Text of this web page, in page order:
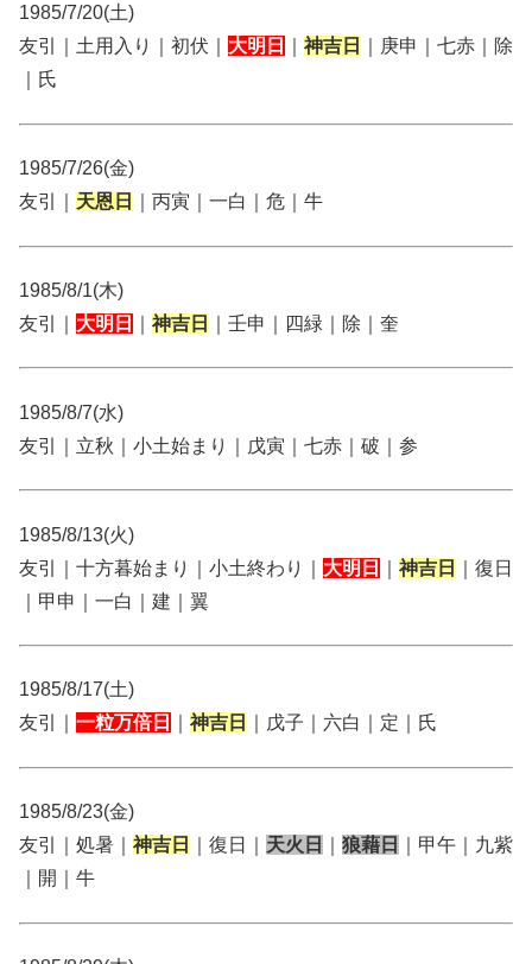
1985/7/20(土)
友引｜土用入り｜初伏｜ 大明日 神吉日
｜庚申｜七赤｜除
｜氏
1985/7/26(金)
友引｜ 天恩日 ｜丙寅｜一白｜危｜牛
1985/8/1(木)
友引｜ 大明日 神吉日 ｜壬申｜四緑｜除｜奎
1985/8/7(水)
友引｜立秋｜小土始まり｜戊寅｜七赤｜破｜参
1985/8/13(火)
友引｜十方暮始まり｜小土終わり｜ 大明日 神吉日
｜復日
｜甲申｜一白｜建｜翼
1985/8/17(土)
友引｜ 一粒万倍日 神吉日 ｜戊子｜六白｜定｜氏
1985/8/23(金)
友引｜処暑｜ 神吉日 ｜復日｜ 天火日 狼藉日
｜甲午｜九紫
｜開｜牛